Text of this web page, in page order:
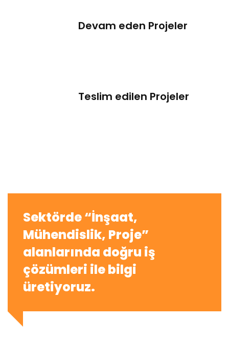
Devam eden Projeler
Teslim edilen Projeler
Sektörde “İnşaat,
Mühendislik, Proje”
alanlarında doğru iş
çözümleri ile bilgi
üretiyoruz.